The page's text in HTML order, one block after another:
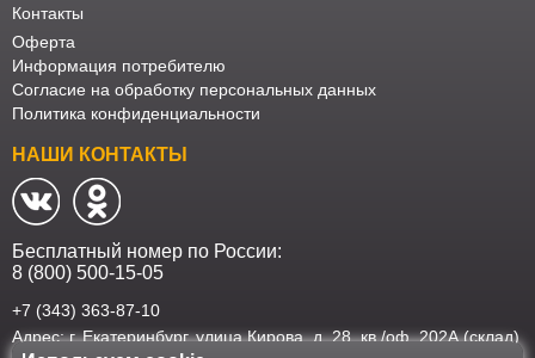
Контакты
Оферта
Информация потребителю
Согласие на обработку персональных данных
Политика конфиденциальности
НАШИ КОНТАКТЫ
Бесплатный номер по России:
8 (800) 500-15-05
+7 (343) 363-87-10
Адрес: г. Екатеринбург, улица Кирова, д. 28, кв./оф. 202А (склад)